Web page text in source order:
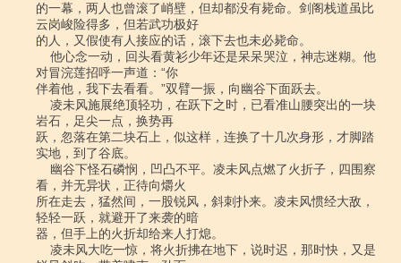
的一幕，两人也曾滚了峭壁，但却都没有毙命。剑阁栈道虽比
云岗峻险得多，但若武功极好
的人，又假使有人接应的话，滚下去也未必毙命。
对冒浣莲招呼一声道：“你
伴着他，我下去看看。”双臂一振，向幽谷下面跃去。
岩石，足尖一点，换势再
跃，忽落在第二块石上，似这样，连换了十几次身形，才脚踏
实地，到了谷底。
看，并无异状，正待向爝火
所在走去，猛然间，一股锐风，斜刺扑来。凌未风惯经大敌，
轻轻一跃，就避开了来袭的暗
器，但手上的火折却给来人打熄。